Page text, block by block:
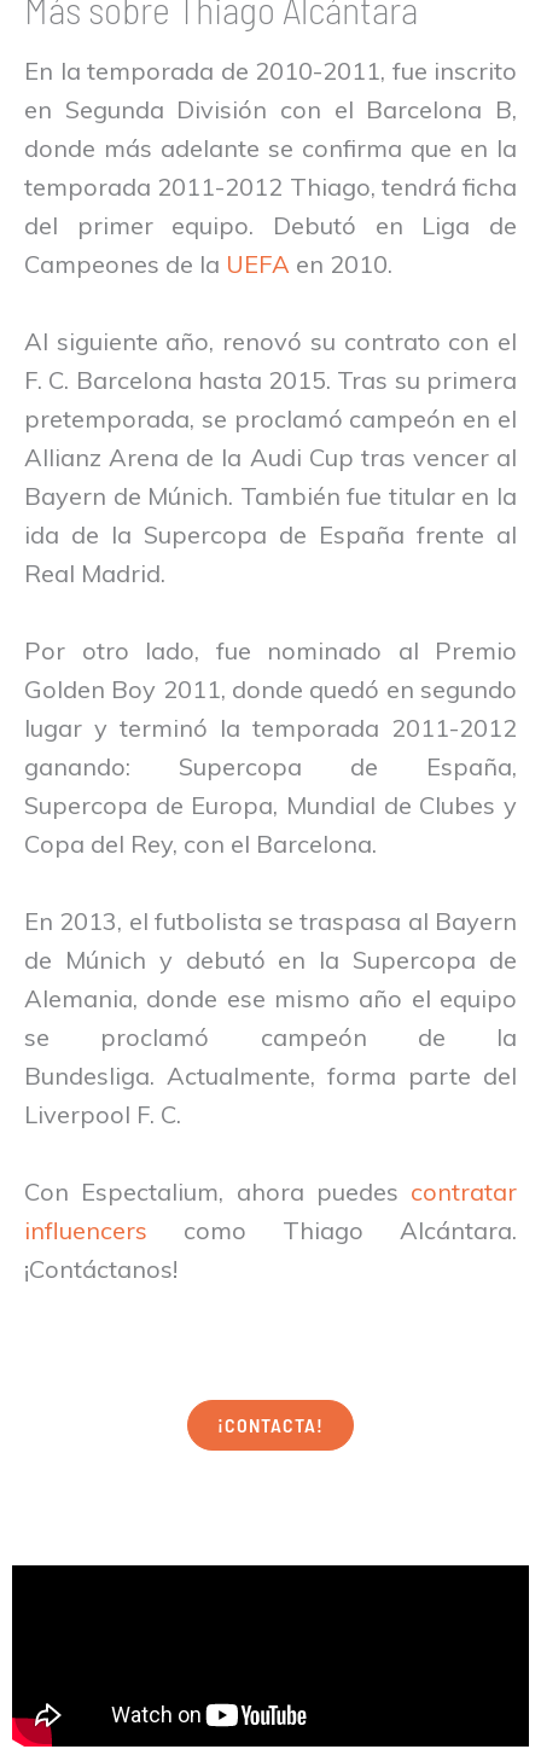
En la temporada de 2010-2011, fue inscrito
en Segunda División con el Barcelona B,
donde más adelante se confirma que en la
temporada 2011-2012 Thiago, tendrá ficha
del primer equipo. Debutó en Liga de
Campeones de la UEFA en 2010.
Al siguiente año, renovó su contrato con el
F. C. Barcelona hasta 2015. Tras su primera
pretemporada, se proclamó campeón en el
Allianz Arena de la Audi Cup tras vencer al
Bayern de Múnich. También fue titular en la
ida de la Supercopa de España frente al
Real Madrid.
Por otro lado, fue nominado al Premio
Golden Boy 2011, donde quedó en segundo
lugar y terminó la temporada 2011-2012
ganando: Supercopa de España,
Supercopa de Europa, Mundial de Clubes y
Copa del Rey, con el Barcelona.
En 2013, el futbolista se traspasa al Bayern
de Múnich y debutó en la Supercopa de
Alemania, donde ese mismo año el equipo
se proclamó campeón de la
Bundesliga. Actualmente, forma parte del
Liverpool F. C.
Con Espectalium, ahora puedes contratar
influencers como Thiago Alcántara.
¡Contáctanos!
¡CONTACTA!